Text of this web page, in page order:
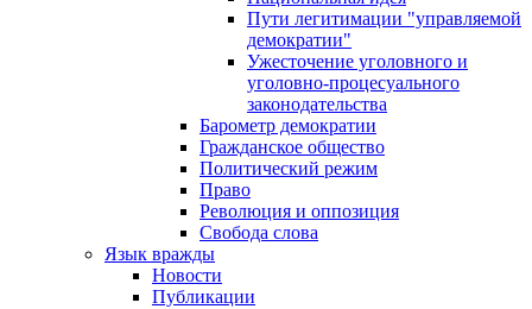
Пути легитимации "управляемой
демократии"
Ужесточение уголовного и
уголовно-процесуального
законодательства
Барометр демократии
Гражданское общество
Политический режим
Право
Революция и оппозиция
Свобода слова
Язык вражды
Новости
Публикации